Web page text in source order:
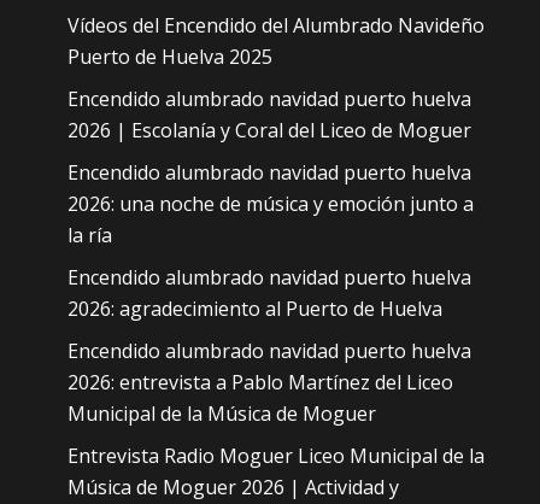
Vídeos del Encendido del Alumbrado Navideño
Puerto de Huelva 2025
Encendido alumbrado navidad puerto huelva
2026 | Escolanía y Coral del Liceo de Moguer
Encendido alumbrado navidad puerto huelva
2026: una noche de música y emoción junto a
la ría
Encendido alumbrado navidad puerto huelva
2026: agradecimiento al Puerto de Huelva
Encendido alumbrado navidad puerto huelva
2026: entrevista a Pablo Martínez del Liceo
Municipal de la Música de Moguer
Entrevista Radio Moguer Liceo Municipal de la
Música de Moguer 2026 | Actividad y